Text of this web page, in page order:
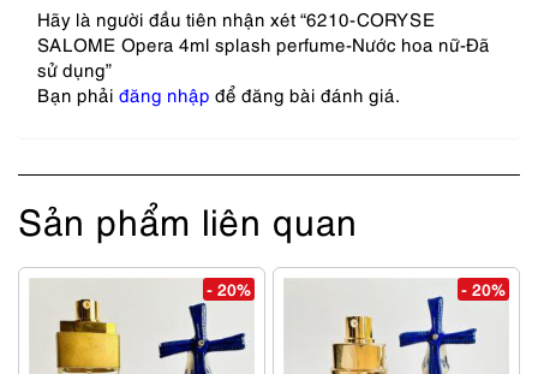
Hãy là người đầu tiên nhận xét “6210-CORYSE
SALOME Opera 4ml splash perfume-Nước hoa nữ-Đã
sử dụng”
Bạn phải đăng nhập để đăng bài đánh giá.
Sản phẩm liên quan
- 20% - 20%